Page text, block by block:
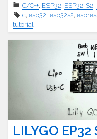
C/C++ ESP32 ESP32-S2
c esp32 esp32s2
tutorial
LILYGO EP32